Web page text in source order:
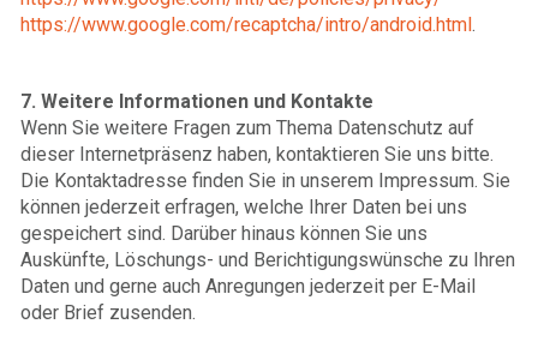
https://www.google.com/recaptcha/intro/android.html.
7. Weitere Informationen und Kontakte
Wenn Sie weitere Fragen zum Thema Datenschutz auf
dieser Internetpräsenz haben, kontaktieren Sie uns bitte.
Die Kontaktadresse finden Sie in unserem Impressum. Sie
können jederzeit erfragen, welche Ihrer Daten bei uns
gespeichert sind. Darüber hinaus können Sie uns
Auskünfte, Löschungs- und Berichtigungswünsche zu Ihren
Daten und gerne auch Anregungen jederzeit per E-Mail
oder Brief zusenden.